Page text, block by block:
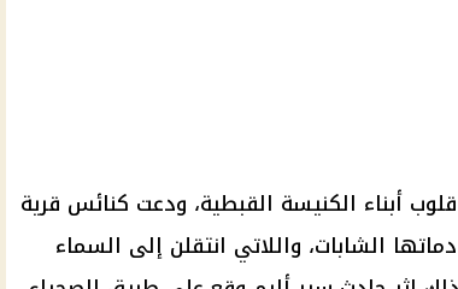
أبناء الكنيسة القبطية، ودعت كنائس قرية
الشابات، واللاتي انتقلن إلى السماء